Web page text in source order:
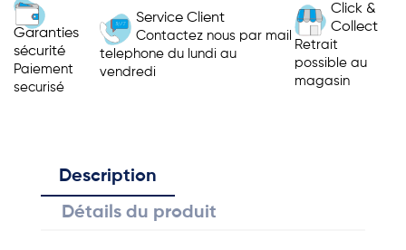
Garanties
sécurité
Paiement
securisé
Service Client
Contactez nous par mail
telephone du lundi au
vendredi
Click &
Collect
Retrait
possible au
magasin
Description
Détails du produit